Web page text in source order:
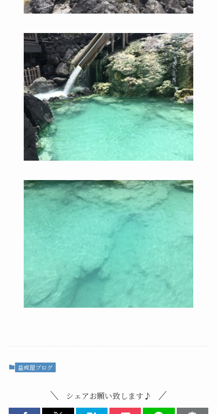
益成屋ブログ
シェアお願い致します♪